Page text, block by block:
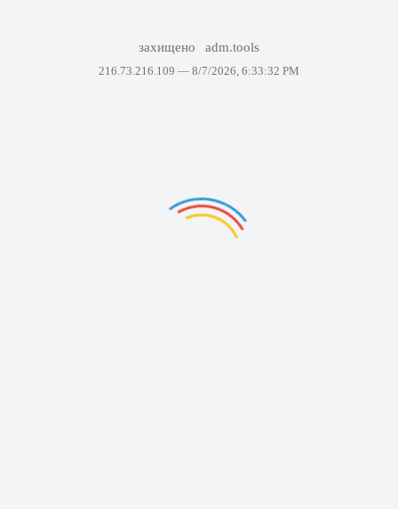
захищено adm.tools
216.73.216.109 — 8/7/2026, 6:33:32 PM